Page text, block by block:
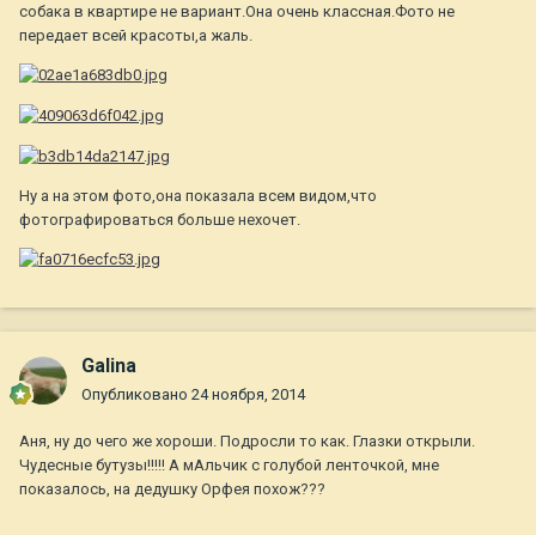
собака в квартире не вариант.Она очень классная.Фото не
передает всей красоты,а жаль.
Ну а на этом фото,она показала всем видом,что
фотографироваться больше нехочет.
Galina
Опубликовано 24 ноября, 2014
Аня, ну до чего же хороши. Подросли то как. Глазки открыли.
Чудесные бутузы!!!!! А мАльчик с голубой ленточкой, мне
показалось, на дедушку Орфея похож???